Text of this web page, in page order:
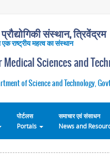
संस्थान, त्रिवेंद्रम
एक राष्ट्रीय महत्व का संस्थान
Sciences and
of Science and Technology,
पोर्टलस
Portals
समाचार एवं संसाधन
News and